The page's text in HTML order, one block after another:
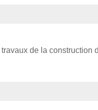
de la construction